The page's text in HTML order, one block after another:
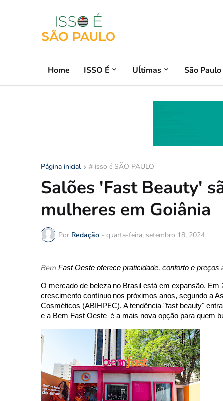
Home ISSO É Uĺtimas São Paulo
Página inicial # isso é SÃO PAULO
Salões 'Fast Beauty'
mulheres em Goiânia
Por Redação - quarta-feira, setembro 18, 2024
Bem Fast Oeste oferece praticidade, conforto e
O mercado de beleza no Brasil está em expansão.
crescimento contínuo nos próximos anos, segundo a
Cosméticos (ABIHPEC). A tendência "fast beauty"
e a Bem Fast Oeste é a mais nova opção para quem